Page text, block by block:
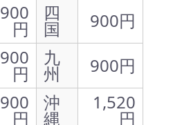
900
円
四
国
900円
900
円
九
州
900円
900
円
沖
縄
1,520
円